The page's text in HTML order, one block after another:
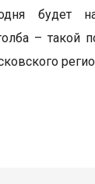
будет
– такой